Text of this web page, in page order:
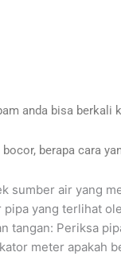
anda bisa berkali
berapa cara
sumber air yang
yang terlihat
tangan: Periksa
meter apakah